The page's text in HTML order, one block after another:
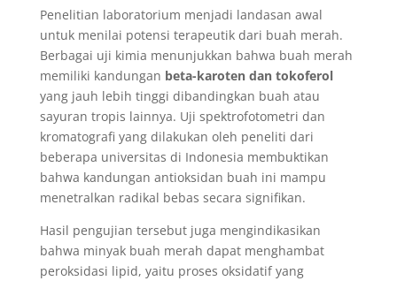
Penelitian laboratorium menjadi landasan awal
untuk menilai potensi terapeutik dari buah merah.
Berbagai uji kimia menunjukkan bahwa buah merah
memiliki kandungan beta-karoten dan tokoferol
yang jauh lebih tinggi dibandingkan buah atau
sayuran tropis lainnya. Uji spektrofotometri dan
kromatografi yang dilakukan oleh peneliti dari
beberapa universitas di Indonesia membuktikan
bahwa kandungan antioksidan buah ini mampu
menetralkan radikal bebas secara signifikan.
Hasil pengujian tersebut juga mengindikasikan
bahwa minyak buah merah dapat menghambat
peroksidasi lipid, yaitu proses oksidatif yang